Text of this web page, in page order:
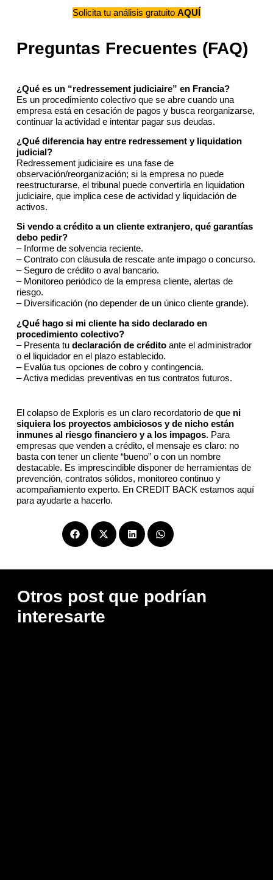
Solicita tu análisis gratuito AQUÍ
Preguntas Frecuentes (FAQ)
¿Qué es un “redressement judiciaire” en Francia?
Es un procedimiento colectivo que se abre cuando una
empresa está en cesación de pagos y busca reorganizarse,
continuar la actividad e intentar pagar sus deudas.
¿Qué diferencia hay entre redressement y liquidation
judicial?
Redressement judiciaire es una fase de
observación/reorganización; si la empresa no puede
reestructurarse, el tribunal puede convertirla en liquidation
judiciaire, que implica cese de actividad y liquidación de
activos.
Si vendo a crédito a un cliente extranjero, qué garantías
debo pedir?
– Informe de solvencia reciente.
– Contrato con cláusula de rescate ante impago o concurso.
– Seguro de crédito o aval bancario.
– Monitoreo periódico de la empresa cliente, alertas de
riesgo.
– Diversificación (no depender de un único cliente grande).
¿Qué hago si mi cliente ha sido declarado en
procedimiento colectivo?
– Presenta tu declaración de créditoante el administrador
o el liquidador en el plazo establecido.
– Evalúa tus opciones de cobro y contingencia.
– Activa medidas preventivas en tus contratos futuros.
El colapso de Exploris es un claro recordatorio de que ni
siquiera los proyectos ambiciosos y de nicho están
inmunes al riesgo financiero y a los impagos. Para
empresas que venden a crédito, el mensaje es claro: no
basta con tener un cliente “bueno” o con un nombre
destacable. Es imprescindible disponer de herramientas de
prevención, contratos sólidos, monitoreo continuo y
acompañamiento experto. En CREDIT BACK estamos aquí
para ayudarte a hacerlo.
Otros post que podrían
interesarte